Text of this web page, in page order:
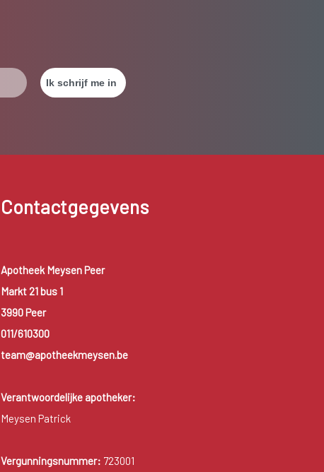
Contactgegevens
Apotheek Meysen Peer
Markt 21 bus 1
3990 Peer
011/610300
team@apotheekmeysen.be
Verantwoordelijke apotheker:
Meysen Patrick
Vergunningsnummer: 723001